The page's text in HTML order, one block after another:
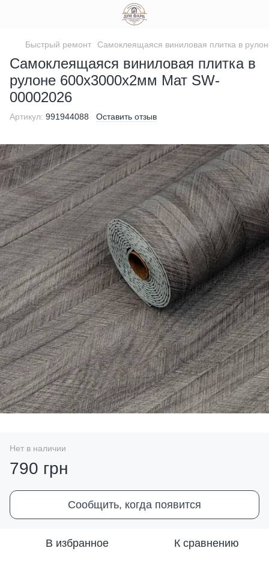
Быстрый ремонт Самоклеящаяся виниловая плитка в
Самоклеящаяся виниловая плитка в
рулоне 600х3000х2мм Мат SW-
00002026
Артикул: 991944088 Оставить отзыв
Нет в наличии
790 грн
Сообщить, когда появится
В избранное К сравнению